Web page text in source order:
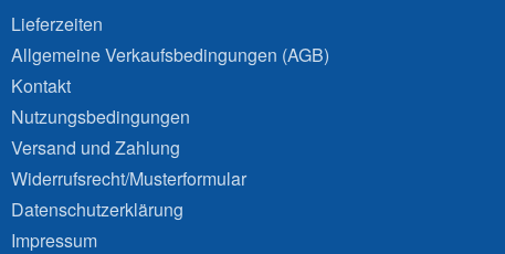
Lieferzeiten
Allgemeine Verkaufsbedingungen (AGB)
Kontakt
Nutzungsbedingungen
Versand und Zahlung
Widerrufsrecht/Musterformular
Datenschutzerklärung
Impressum